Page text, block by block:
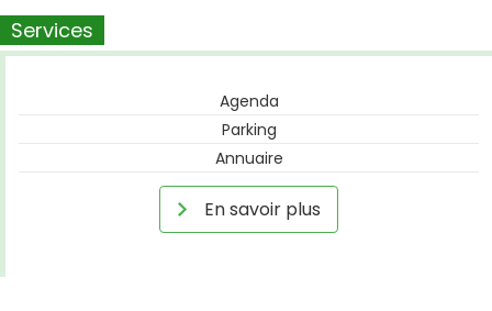
Services
Agenda
Parking
Annuaire
En savoir plus